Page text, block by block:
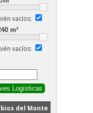
vacíos:
vacíos:
del Monte